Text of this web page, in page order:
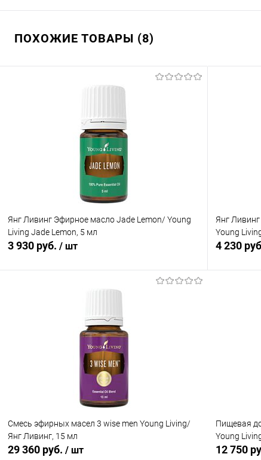
ПОХОЖИЕ ТОВАРЫ (8)
Янг Ливинг Эфирное масло Jade Lemon/ Young
Living Jade Lemon, 5 мл
3 930 руб. / шт
В корзину
Янг
Young
4 230
Смесь эфирных масел 3 wise men Young Living/
Янг Ливинг, 15 мл
29 360 руб. / шт
Пищевая
Young
12 750